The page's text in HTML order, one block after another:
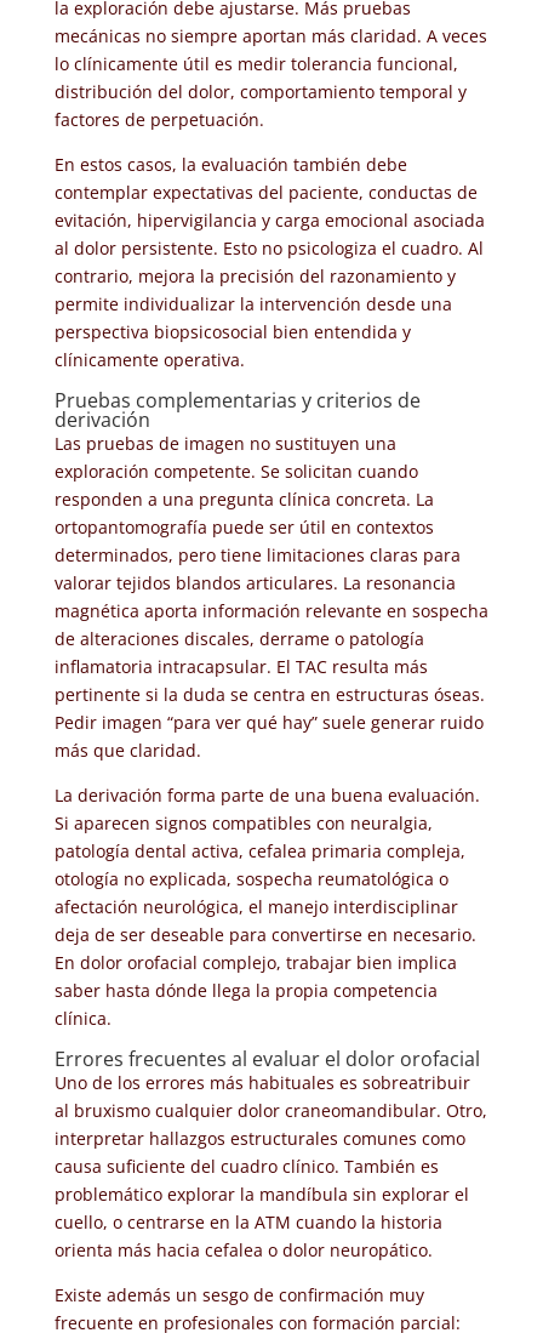
la exploración debe ajustarse. Más pruebas
mecánicas no siempre aportan más claridad. A veces
lo clínicamente útil es medir tolerancia funcional,
distribución del dolor, comportamiento temporal y
factores de perpetuación.
En estos casos, la evaluación también debe
contemplar expectativas del paciente, conductas de
evitación, hipervigilancia y carga emocional asociada
al dolor persistente. Esto no psicologiza el cuadro. Al
contrario, mejora la precisión del razonamiento y
permite individualizar la intervención desde una
perspectiva biopsicosocial bien entendida y
clínicamente operativa.
Pruebas complementarias y criterios de
derivación
Las pruebas de imagen no sustituyen una
exploración competente. Se solicitan cuando
responden a una pregunta clínica concreta. La
ortopantomografía puede ser útil en contextos
determinados, pero tiene limitaciones claras para
valorar tejidos blandos articulares. La resonancia
magnética aporta información relevante en sospecha
de alteraciones discales, derrame o patología
inflamatoria intracapsular. El TAC resulta más
pertinente si la duda se centra en estructuras óseas.
Pedir imagen “para ver qué hay” suele generar ruido
más que claridad.
La derivación forma parte de una buena evaluación.
Si aparecen signos compatibles con neuralgia,
patología dental activa, cefalea primaria compleja,
otología no explicada, sospecha reumatológica o
afectación neurológica, el manejo interdisciplinar
deja de ser deseable para convertirse en necesario.
En dolor orofacial complejo, trabajar bien implica
saber hasta dónde llega la propia competencia
clínica.
Errores frecuentes al evaluar el dolor orofacial
Uno de los errores más habituales es sobreatribuir
al bruxismo cualquier dolor craneomandibular. Otro,
interpretar hallazgos estructurales comunes como
causa suficiente del cuadro clínico. También es
problemático explorar la mandíbula sin explorar el
cuello, o centrarse en la ATM cuando la historia
orienta más hacia cefalea o dolor neuropático.
Existe además un sesgo de confirmación muy
frecuente en profesionales con formación parcial: